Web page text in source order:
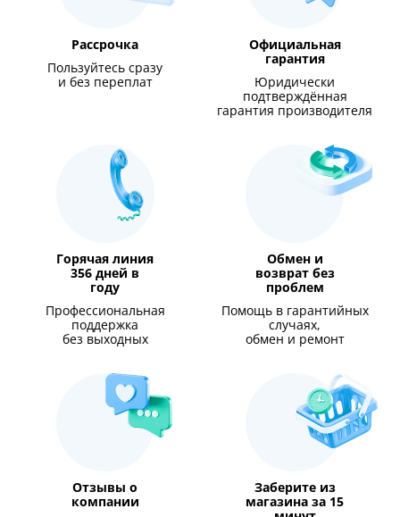
Рассрочка
Пользуйтесь сразу
и без переплат
Официальная
гарантия
Юридически
подтверждённая
гарантия производителя
Горячая линия
356 дней в
году
Профессиональная
поддержка
без выходных
Обмен и
возврат без
проблем
Помощь в гарантийных
случаях,
обмен и ремонт
Отзывы о
компании
Заберите из
магазина за 15